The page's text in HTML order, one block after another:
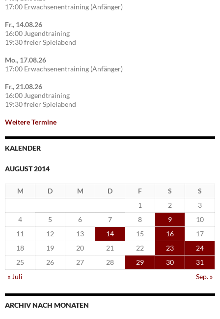
17:00 Erwachsenentraining (Anfänger)
Fr., 14.08.26
16:00 Jugendtraining
19:30 freier Spielabend
Mo., 17.08.26
17:00 Erwachsenentraining (Anfänger)
Fr., 21.08.26
16:00 Jugendtraining
19:30 freier Spielabend
Weitere Termine
KALENDER
AUGUST 2014
M D M D F S
S
1
2
3
4
5 6 7 8 9
10
11
12 13 14 15 16
17
18
19 20 21 22 23
24
25
26 27 28 29 30
31
« Juli
Sep. »
ARCHIV NACH MONATEN